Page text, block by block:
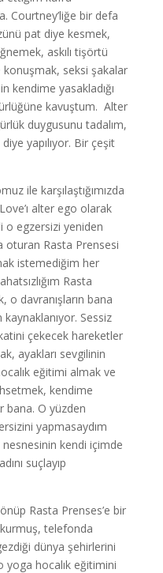
Courtney’liğe bir defa
pat diye kesmek,
askılı tişörtü
seksi şakalar
kendime yasakladığı
kavuştum. Alter
duygusunu tadalım,
yapılıyor. Bir çeşit
ile karşılaştığımızda
alter ego olarak
o egzersizi yeniden
oturan Rasta Prensesi
istemediğim her
Rasta
o davranışların bana
kaynaklanıyor. Sessiz
çekecek hareketler
ayakları sevgilinin
eğitimi almak ve
kendime
bana. O yüzden
yapmasaydım
nesnesinin kendi içimde
suçlayıp
Rasta Prenses’e bir
telefonda
dünya şehirlerini
yoga hocalık eğitimini